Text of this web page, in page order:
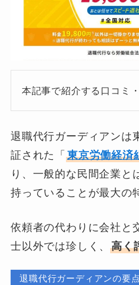
本記事で紹介する口コミ
退職代行ガーディアンは
証された「 東京労働経済
り、一般的な民間企業と
持っていることが最大の
依頼者の代わりに会社と
士以外では珍しく、高く
退職代行ガーディアンの要点